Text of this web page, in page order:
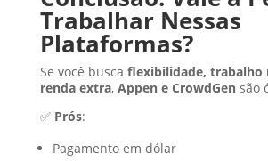
Trabalhar Nessas
Plataformas?
Se você busca flexibilidade, trabalho
renda extra, Appen e CrowdGensão
✅ Prós:
Pagamento em dólar